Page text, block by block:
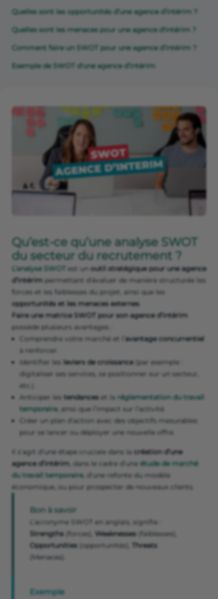
Quelles sont les opportunités d’une agence d’intérim ?
Quelles sont les menaces pour une agence d'intérim ?
Comment faire un SWOT pour une agence d’intérim ?
Exemple de SWOT d'une agence d’intérim
Qu’est-ce qu’une analyse SWOT
du secteur du recrutement ?
L’analyse SWOT est un outil stratégique pour une agence
d’intérim permettant d’évaluer de manière structurée les
forces et les faiblesses du projet, ainsi que les
opportunités et les menaces externes.
Faire une matrice SWOT pour son agence d’intérim
possède plusieurs avantages :
Comprendre votre marché et l’ avantage concurrentiel
à renforcer.
Identifier les leviers de croissance(par exemple :
digitaliser ses services, se positionner sur un secteur,
etc.).
Anticiper les tendances et la réglementation du travail
temporaire, ainsi que l’impact sur l’activité.
Créer un plan d’action avec des objectifs mesurables
pour se lancer ou déployer une nouvelle offre.
Il s’agit d’une étape cruciale dans la création d’une
agence d’intérim , dans le cadre d’une étude de marché
du travail temporaire, d’une refonte du modèle
économique, ou pour prospecter de nouveaux clients.
Bon à savoir
L’acronyme SWOT en anglais, signifie :
Strengths (forces), Weaknesses (faiblesses),
Opportunities (opportunités),
Threats
(Menaces).
Exemple